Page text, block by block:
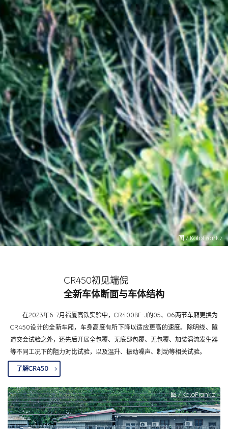
图 / KoloFrankz
CR450初见端倪
全新车体断面与车体结构
在2023年6-7月福厦高铁实验中，CR400BF-J的05、06两节车厢更换为
CR450设计的全新车厢，车身高度有所下降以适应更高的速度。除明线、隧
道交会试验之外，还先后开展全包覆、无底部包覆、无包覆、加装涡流发生器
等不同工况下的阻力对比试验，以及温升、振动噪声、制动等相关试验。
了解CR450
图 / KoloFrankz